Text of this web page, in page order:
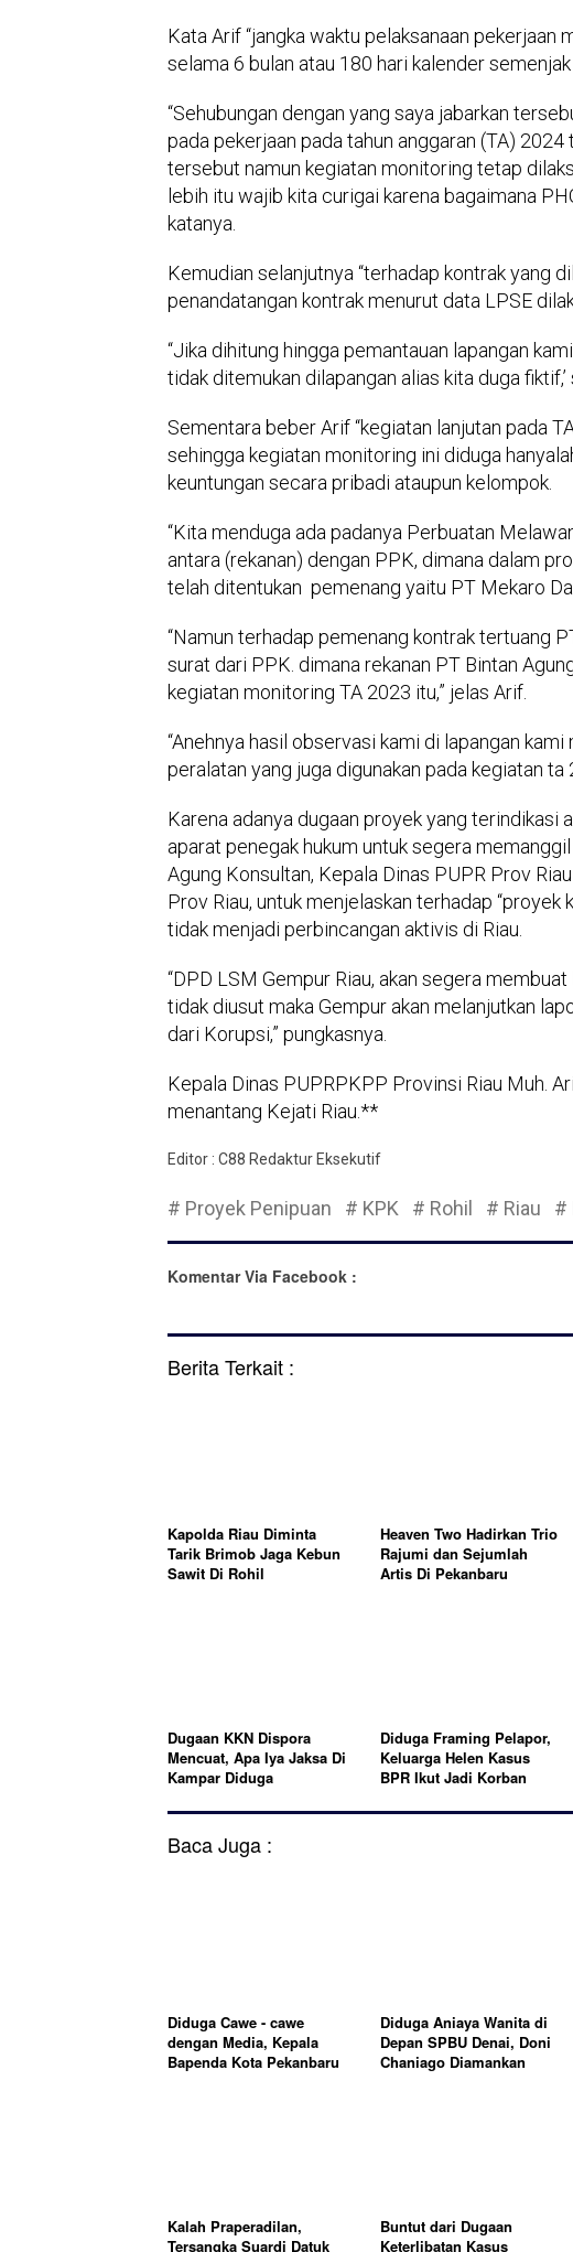
Kata Arif “jangka waktu pelaksanaan
selama 6 bulan atau 180 hari kalender
“Sehubungan dengan yang saya jabarkan
pada pekerjaan pada tahun anggaran (TA)
tersebut namun kegiatan monitoring tetap
lebih itu wajib kita curigai karena bagaimana
katanya.
Kemudian selanjutnya “terhadap kontrak yang
penandatangan kontrak menurut data LPSE
“Jika dihitung hingga pemantauan lapangan
tidak ditemukan dilapangan alias kita duga
Sementara beber Arif “kegiatan lanjutan pada
sehingga kegiatan monitoring ini diduga
keuntungan secara pribadi ataupun kelompok.
“Kita menduga ada padanya Perbuatan
antara (rekanan) dengan PPK, dimana dalam
telah ditentukan pemenang yaitu PT Mekaro
“Namun terhadap pemenang kontrak tertuang
surat dari PPK. dimana rekanan PT Bintan
kegiatan monitoring TA 2023 itu,” jelas Arif.
“Anehnya hasil observasi kami di lapangan
peralatan yang juga digunakan pada kegiatan ta
Karena adanya dugaan proyek yang terindikasi
aparat penegak hukum untuk segera
Agung Konsultan, Kepala Dinas PUPR Prov
Prov Riau, untuk menjelaskan terhadap
tidak menjadi perbincangan aktivis di Riau.
“DPD LSM Gempur Riau, akan segera
tidak diusut maka Gempur akan melanjutkan
dari Korupsi,” pungkasnya.
Kepala Dinas PUPRPKPP Provinsi Riau Muh.
menantang Kejati Riau.**
Editor : C88 Redaktur Eksekutif
# Proyek Penipuan # KPK # Rohil # Riau #
Komentar Via Facebook :
Berita Terkait :
Kapolda Riau Diminta
Tarik Brimob Jaga Kebun
Sawit Di Rohil
Heaven Two Hadirkan Trio
Rajumi dan Sejumlah
Artis Di Pekanbaru
Dugaan KKN Dispora
Mencuat, Apa Iya Jaksa Di
Kampar Diduga
Diduga Framing Pelapor,
Keluarga Helen Kasus
BPR Ikut Jadi Korban
Baca Juga :
Diduga Cawe - cawe
dengan Media, Kepala
Bapenda Kota Pekanbaru
Diduga Aniaya Wanita di
Depan SPBU Denai, Doni
Chaniago Diamankan
Kalah Praperadilan,
Tersangka Suardi Datuk
Buntut dari Dugaan
Keterlibatan Kasus